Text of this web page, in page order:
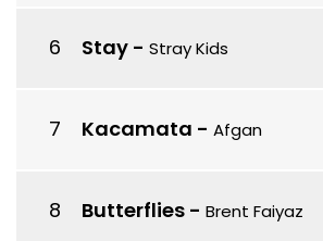
Stay - Stray Kids
Kacamata - Afgan
Butterflies - Brent Faiyaz